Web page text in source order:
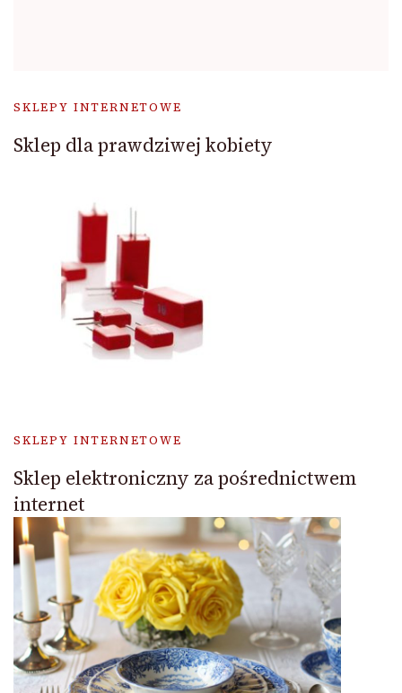
SKLEPY INTERNETOWE
Sklep dla prawdziwej kobiety
SKLEPY INTERNETOWE
Sklep elektroniczny za pośrednictwem
internet